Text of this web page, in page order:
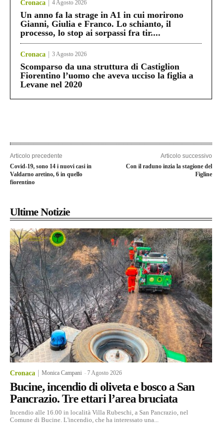
Cronaca 4 Agosto 2026
Un anno fa la strage in A1 in cui morirono
Gianni, Giulia e Franco. Lo schianto, il
processo, lo stop ai sorpassi fra tir....
Cronaca 3 Agosto 2026
Scomparso da una struttura di Castiglion
Fiorentino l’uomo che aveva ucciso la figlia a
Levane nel 2020
Articolo precedente
Covid-19, sono 14 i nuovi casi in
Valdarno aretino, 6 in quello
fiorentino
Articolo successivo
Con il raduno inzia la stagione del
Figline
Ultime Notizie
Cronaca Monica Campani -7 Agosto 2026
Bucine, incendio di oliveta e bosco a San
Pancrazio. Tre ettari l’area bruciata
Incendio alle 16.00 in località Villa Rubeschi, a San Pancrazio, nel
Comune di Bucine. L'incendio, che ha interessato una...